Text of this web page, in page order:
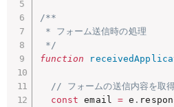
/**
* フォーム送信時の処理
*/
function
// フォームの送信内容を取
const email = e .